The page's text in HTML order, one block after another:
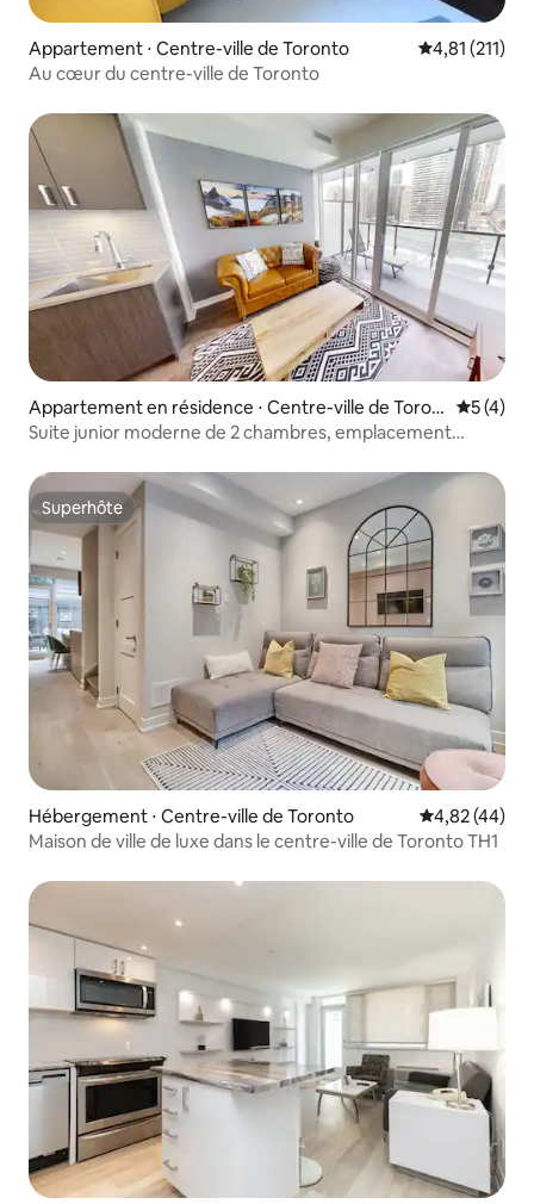
Appartement ⋅ Centre-ville de Toronto Évaluation
4,81 (211)
Au cœur du centre-ville de Toronto
Appartement en résidence ⋅ Centre-ville de Toron
to
5 (4)
Suite junior moderne de 2 chambres, emplacement
Superhôte
Superhôte
Hébergement ⋅ Centre-ville de Toronto Évaluation
4,82 (44)
Maison de ville de luxe dans le centre-ville de Toronto TH1